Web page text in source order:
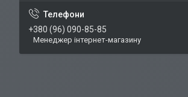
+380 (96) 090-85-85
Менеджер інтернет-магазину